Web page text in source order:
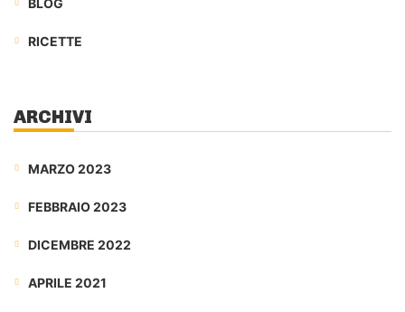
BLOG
RICETTE
ARCHIVI
MARZO 2023
FEBBRAIO 2023
DICEMBRE 2022
APRILE 2021